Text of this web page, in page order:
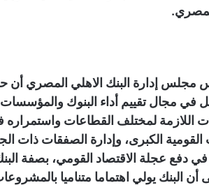
إدارة البنك الاهلي المصري أن
مجال تقييم أداء البنوك والمؤسسات
اللازمة لمختلف القطاعات
الكبرى، وإدارة الصفقات ذات
في دفع عجلة الاقتصاد القومي، بصفة
البنك يولي اهتماما متناميا